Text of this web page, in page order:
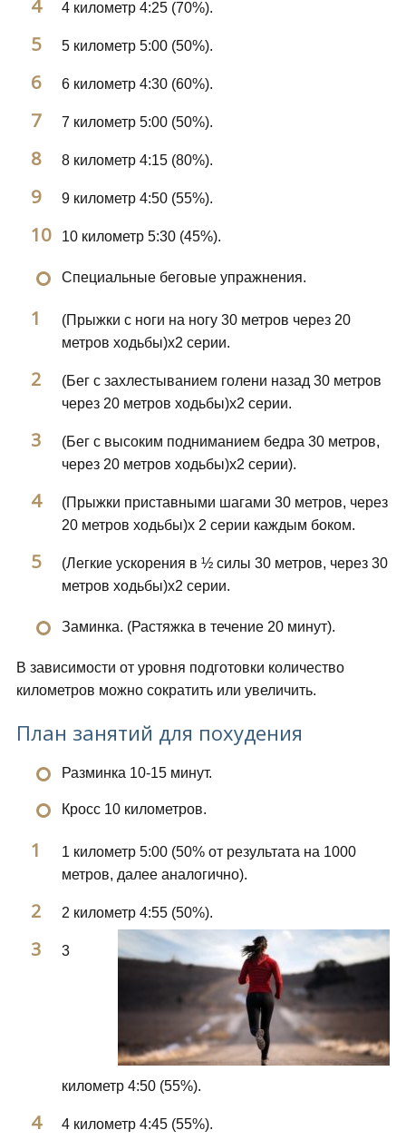
4 километр 4:25 (70%).
5 километр 5:00 (50%).
6 километр 4:30 (60%).
7 километр 5:00 (50%).
8 километр 4:15 (80%).
9 километр 4:50 (55%).
10 километр 5:30 (45%).
Специальные беговые упражнения.
(Прыжки с ноги на ногу 30 метров через 20
метров ходьбы)х2 серии.
(Бег с захлестыванием голени назад 30 метров
через 20 метров ходьбы)х2 серии.
(Бег с высоким подниманием бедра 30 метров,
через 20 метров ходьбы)х2 серии).
(Прыжки приставными шагами 30 метров, через
20 метров ходьбы)х 2 серии каждым боком.
(Легкие ускорения в ½ силы 30 метров, через 30
метров ходьбы)х2 серии.
Заминка. (Растяжка в течение 20 минут).
В зависимости от уровня подготовки количество
километров можно сократить или увеличить.
План занятий для похудения
Разминка 10-15 минут.
Кросс 10 километров.
1 километр 5:00 (50% от результата на 1000
метров, далее аналогично).
2 километр 4:55 (50%).
3
километр 4:50 (55%).
4 километр 4:45 (55%).